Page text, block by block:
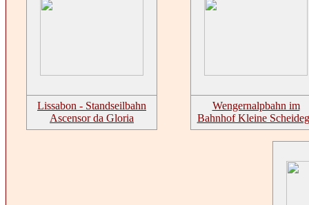
Lissabon - Standseilbahn
Ascensor da Gloria
Wengernalpbahn im
Bahnhof Kleine